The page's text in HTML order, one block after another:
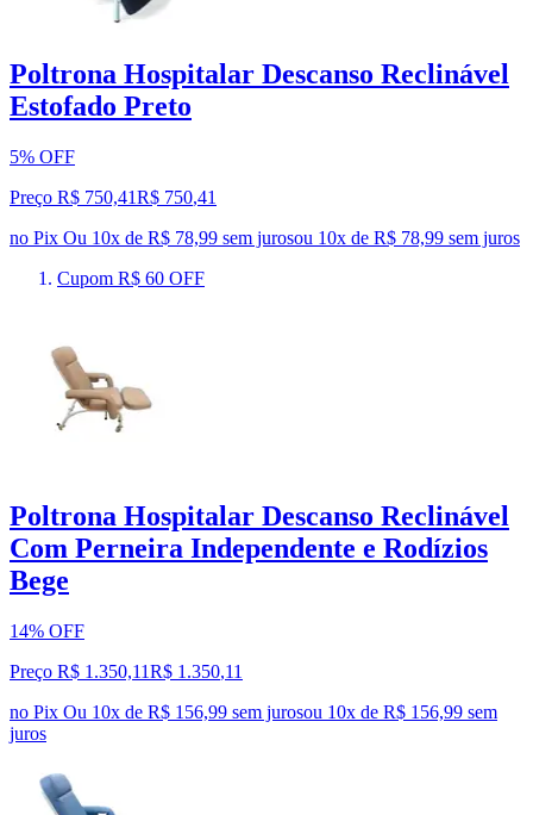
Poltrona Hospitalar Descanso Reclinável
Estofado Preto
5% OFF
Preço R$ 750,41R$ 750,41
no Pix Ou 10x de R$ 78,99 sem jurosou 10x de R$ 78,99 sem juros
Cupom R$ 60 OFF
Poltrona Hospitalar Descanso Reclinável
Com Perneira Independente e Rodízios
Bege
14% OFF
Preço R$ 1.350,11R$ 1.350,11
no Pix Ou 10x de R$ 156,99 sem jurosou 10x de R$ 156,99 sem
juros